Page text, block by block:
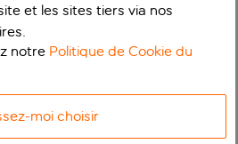
et les sites tiers via nos
notre Politique de Cookie du
moi choisir